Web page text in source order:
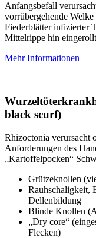
Anfangsbefall
vorrübergehende
Fiederblätter infizierter
Mittelrippe hin
Mehr Informationen
black scurf)
Rhizoctonia verursacht
Anforderungen des
„Kartoffelpocken“
Grützeknollen
Rauhschaligkeit,
Dellenbildung
Blinde Knollen
„Dry core“
Flecken)